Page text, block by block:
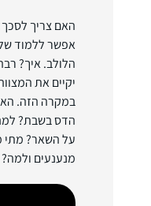
האם צריך
אפשר ללמוד
הלולב. איך?
יקיים את
במקרה הזה.
הדס בשבת?
על השאר? מתי
מנענעים ולמה?